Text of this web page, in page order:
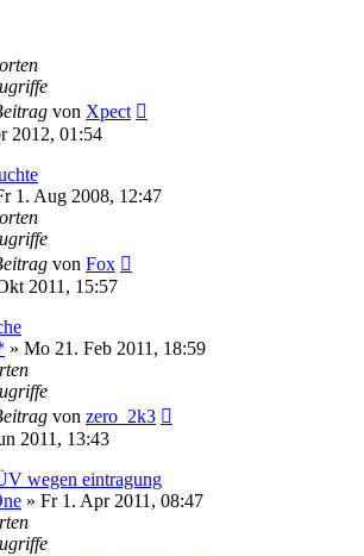
von Xpect
2012, 01:54
1. Aug 2008, 12:47
von Fox
2011, 15:57
» Mo 21. Feb 2011, 18:59
von zero_2k3
2011, 13:43
wegen eintragung
» Fr 1. Apr 2011, 08:47